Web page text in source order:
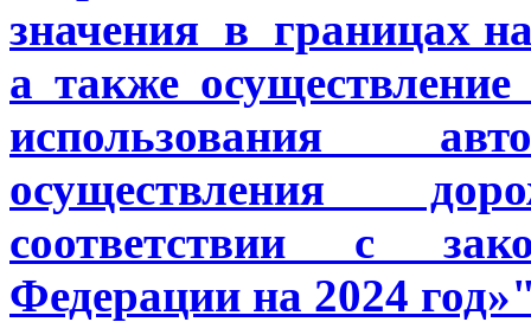
значения в границах
а также
использования
осуществления
соответствии с
Федерации на 2024